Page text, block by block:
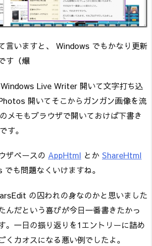
言いますと、 Windows でもかなり更新
す（爆
Live Writer 開いて文字打ち込
開いてそこからガンガン画像を流
メモもブラウザで開いておけば下書き
す。
ザベースの AppHtml とか ShareHtml
も問題なくいけますね。
の囚われの身なのかと思いました
んだという喜びが今日一番書きたかっ
。一日の振り返りを1エントリーに詰め
くカオスになる悪い例でしたよ。